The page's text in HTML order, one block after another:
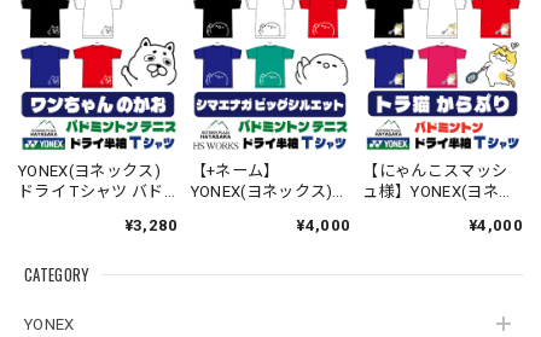
CATEGORY
YONEX
YONEX(ヨネックス)
ドライ Tシャツ バド
ンちゃんのかお】
料】
¥3,280
【+ネーム】
YONEX(ヨネックス)
ミントン テニス 【ビ
【シマエナガのか
¥4,000
【にゃんこスマッシ
ュ様】YONEX(ヨネッ
バドミントン 【トラ
【16500】【送料無
¥4,000